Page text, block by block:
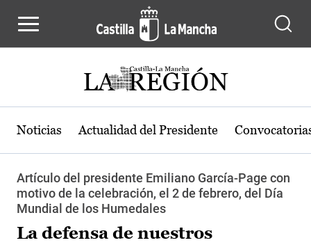
Noticias Actualidad del Presidente
Artículo del presidente Emiliano García-Page con
motivo de la celebración, el 2 de febrero, del Día
Mundial de los Humedales
La defensa de nuestros